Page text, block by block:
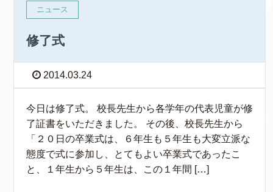
ニュース
修了式
2014.03.24
今日は修了式。 校長先生から各学年の代表児童が修
了証書をいただきました。 その後、校長先生から
「２０日の卒業式は、６年生も５年生も大変立派な
態度で式に参加し、とてもよい卒業式であったこ
と、１年生から５年生は、この１年間 […]